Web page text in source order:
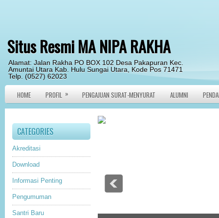
Situs Resmi MA NIPA RAKHA
Alamat: Jalan Rakha PO BOX 102 Desa Pakapuran Kec.
Amuntai Utara Kab. Hulu Sungai Utara, Kode Pos 71471
Telp. (0527) 62023
HOME PROFIL » PENGAJUAN SURAT-MENYURAT ALUMNI
CATEGORIES
Akreditasi
Download
Informasi Penting
Pengumuman
Santri Baru